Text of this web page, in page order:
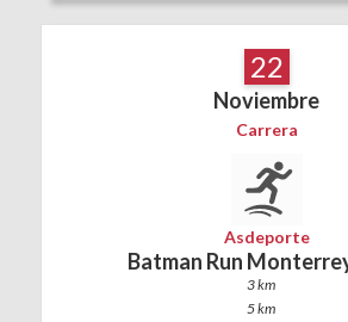
22
Noviembre
Carrera
Asdeporte
Batman Run
3 km
5 km